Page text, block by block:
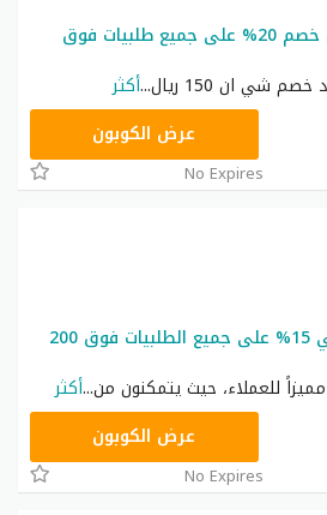
أفضل كود خصم شي ان خصم 20% على جميع طلبيات فوق
شي ان 150 ريال
...أكثر
عرض الكوبون
No Expires
كود شي ان خصم اضافي 15% على جميع الطلبيات فوق 200
للعملاء، حيث يتمكنون من...أكثر
عرض الكوبون
No Expires